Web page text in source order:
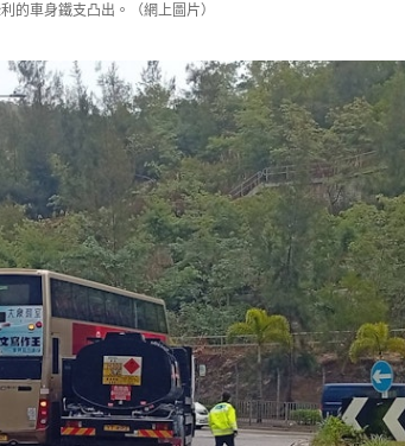
的車身鐵支凸出。（網上圖片）